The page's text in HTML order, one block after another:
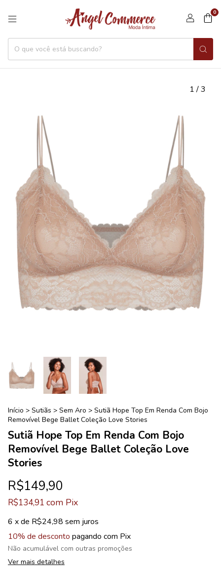
0
1/3
Início > Sutiãs > Sem Aro > Sutiã Hope Top Em Renda Com Bojo
Removível Bege Ballet Coleção Love Stories
Sutiã Hope Top Em Renda Com Bojo
Removível Bege Ballet Coleção Love
Stories
R$149,90
R$134,91 com Pix
6 x de R$24,98 sem juros
10% de desconto pagando com Pix
Não acumulável com outras promoções
Ver mais detalhes